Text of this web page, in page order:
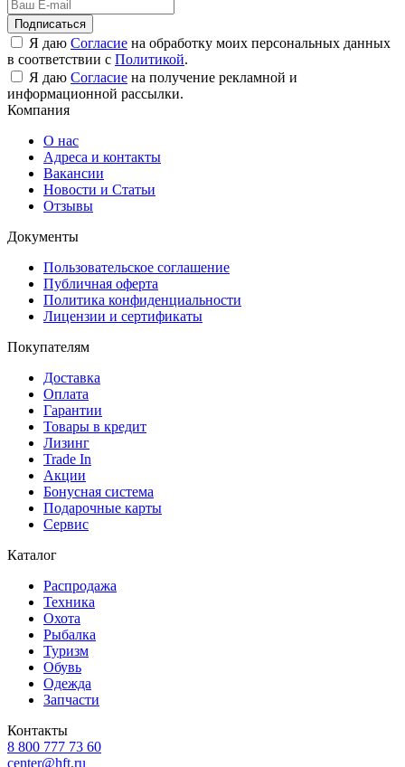
Подписаться
Я даю Согласие на обработку моих персональных данных
в соответствии с Политикой.
Я даю Согласие на получение рекламной и
информационной рассылки.
Компания
О нас
Адреса и контакты
Вакансии
Новости и Статьи
Отзывы
Документы
Пользовательское соглашение
Публичная оферта
Политика конфиденциальности
Лицензии и сертификаты
Покупателям
Доставка
Оплата
Гарантии
Товары в кредит
Лизинг
Trade In
Акции
Бонусная система
Подарочные карты
Сервис
Каталог
Распродажа
Техника
Охота
Рыбалка
Туризм
Обувь
Одежда
Запчасти
Контакты
8 800 777 73 60
center@hft.ru